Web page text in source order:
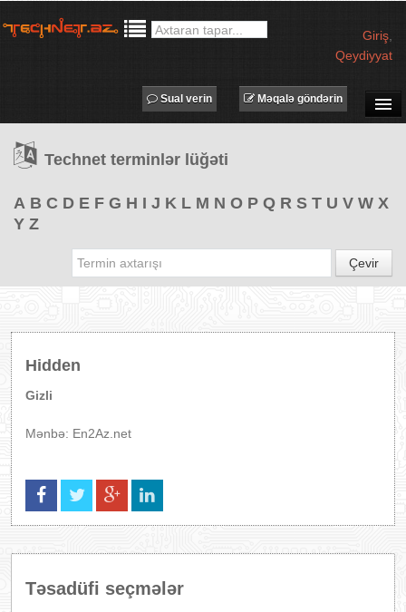
Giriş
Qeydiyyat
TƏDBİRLƏR
PROQRAMLAR
Məqalə göndərin
Sual verin
Technet terminlər lüğəti
A B C D E F G H I J K L M N O P Q R S T U V W X
Y Z
Çevir
Hidden
Gizli
Mənbə: En2Az.net
Təsadüfi seçmələr